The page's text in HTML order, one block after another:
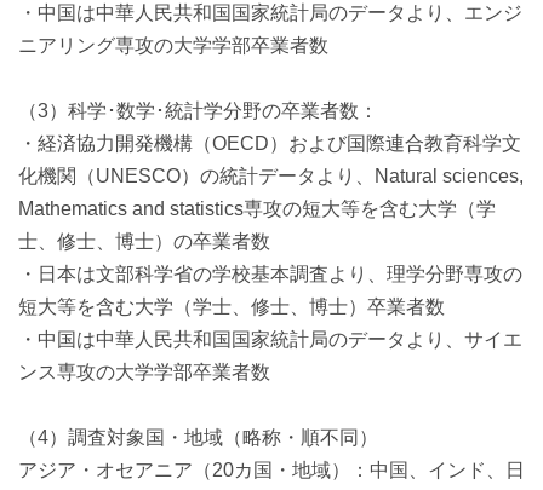
・中国は中華人民共和国国家統計局のデータより、エンジ
ニアリング専攻の大学学部卒業者数
（3）科学･数学･統計学分野の卒業者数：
・経済協力開発機構（OECD）および国際連合教育科学文
化機関（UNESCO）の統計データより、Natural sciences,
Mathematics and statistics専攻の短大等を含む大学（学
士、修士、博士）の卒業者数
・日本は文部科学省の学校基本調査より、理学分野専攻の
短大等を含む大学（学士、修士、博士）卒業者数
・中国は中華人民共和国国家統計局のデータより、サイエ
ンス専攻の大学学部卒業者数
（4）調査対象国・地域（略称・順不同）
アジア・オセアニア（20カ国・地域）：中国、インド、日